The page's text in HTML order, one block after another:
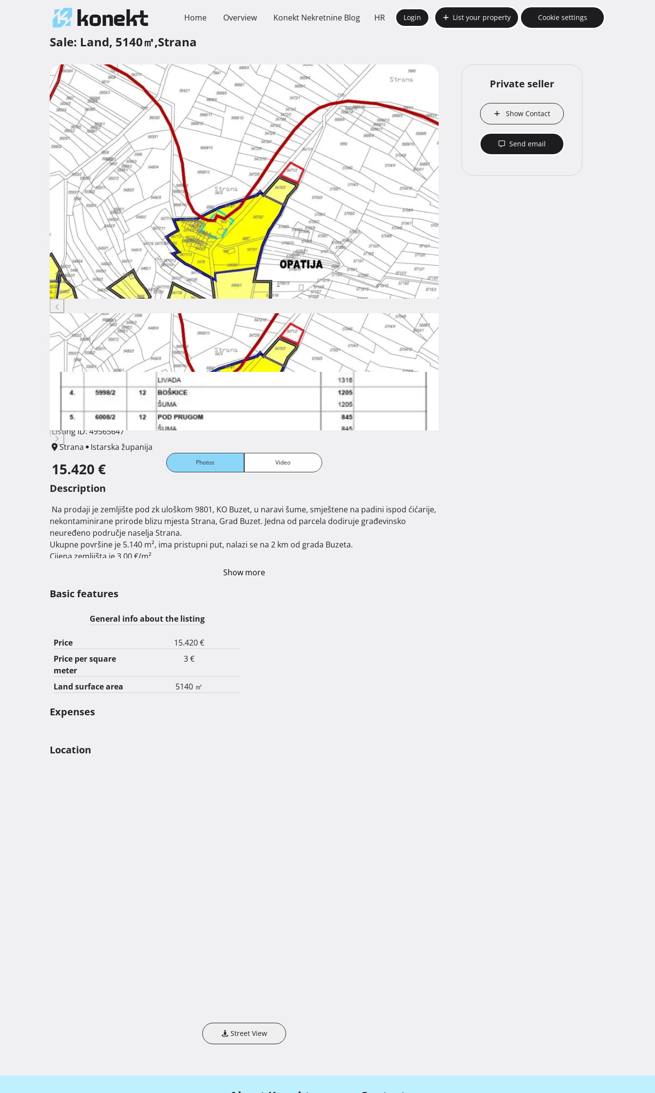
Home Overview Konekt Nekretnine Blog HR Login List your property Cookie settings
Sale: Land, 5140㎡,Strana
Photos Video
Listing ID: 49565647
Strana
Istarska županija
15.420 €
Description
nekontaminirane prirode blizu mjesta Strana, Grad Buzet. Jedna od parcela dodiruje građevinsko
neuređeno područje naselja Strana.
Ukupne površine je 5.140 m², ima pristupni put, nalazi se na 2 km od grada Buzeta.
Cijena zemljišta je 3,00 €/m²
Za više informacija stojim Vam na raspolaganju.
E-mail: gsebo136@hotmail.com
Show more
Basic features
General info about the listing
Price
15.420 €
Price per square
meter
3 €
Land surface area 5140 ㎡
Expenses
Location
Street View
Private seller
Show Contact
Send email